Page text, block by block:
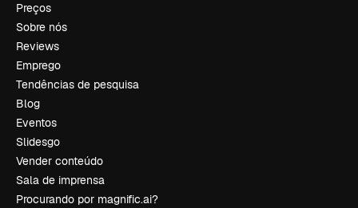
Preços
Sobre nós
Reviews
Emprego
Tendências de pesquisa
Blog
Eventos
Slidesgo
Vender conteúdo
Sala de imprensa
Procurando por magnific.ai?